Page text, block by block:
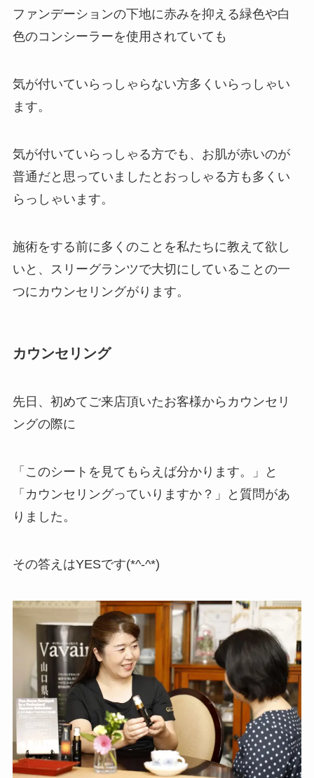
ファンデーションの下地に赤みを抑える緑色や白
色のコンシーラーを使用されていても
気が付いていらっしゃらない方多くいらっしゃい
ます。
気が付いていらっしゃる方でも、お肌が赤いのが
普通だと思っていましたとおっしゃる方も多くい
らっしゃいます。
施術をする前に多くのことを私たちに教えて欲し
いと、スリーグランツで大切にしていることの一
つにカウンセリングがります。
カウンセリング
先日、初めてご来店頂いたお客様からカウンセリ
ングの際に
「このシートを見てもらえば分かります。」と
「カウンセリングっていりますか？」と質問があ
りました。
その答えはYESです(*^-^*)